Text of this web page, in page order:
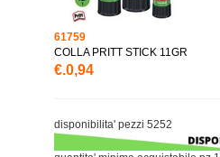
61759
COLLA PRITT STICK 11GR
€.0,94
disponibilita' pezzi 5252